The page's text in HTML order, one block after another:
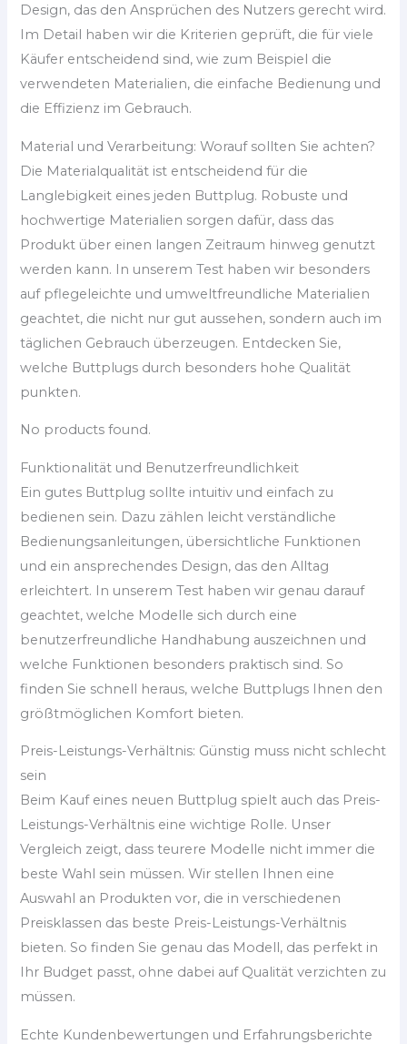
Design, das den Ansprüchen des Nutzers gerecht wird.
Im Detail haben wir die Kriterien geprüft, die für viele
Käufer entscheidend sind, wie zum Beispiel die
verwendeten Materialien, die einfache Bedienung und
die Effizienz im Gebrauch.
Material und Verarbeitung: Worauf sollten Sie achten?
Die Materialqualität ist entscheidend für die
Langlebigkeit eines jeden Buttplug. Robuste und
hochwertige Materialien sorgen dafür, dass das
Produkt über einen langen Zeitraum hinweg genutzt
werden kann. In unserem Test haben wir besonders
auf pflegeleichte und umweltfreundliche Materialien
geachtet, die nicht nur gut aussehen, sondern auch im
täglichen Gebrauch überzeugen. Entdecken Sie,
welche Buttplugs durch besonders hohe Qualität
punkten.
No products found.
Funktionalität und Benutzerfreundlichkeit
Ein gutes Buttplug sollte intuitiv und einfach zu
bedienen sein. Dazu zählen leicht verständliche
Bedienungsanleitungen, übersichtliche Funktionen
und ein ansprechendes Design, das den Alltag
erleichtert. In unserem Test haben wir genau darauf
geachtet, welche Modelle sich durch eine
benutzerfreundliche Handhabung auszeichnen und
welche Funktionen besonders praktisch sind. So
finden Sie schnell heraus, welche Buttplugs Ihnen den
größtmöglichen Komfort bieten.
Preis-Leistungs-Verhältnis: Günstig muss nicht schlecht
sein
Beim Kauf eines neuen Buttplug spielt auch das Preis-
Leistungs-Verhältnis eine wichtige Rolle. Unser
Vergleich zeigt, dass teurere Modelle nicht immer die
beste Wahl sein müssen. Wir stellen Ihnen eine
Auswahl an Produkten vor, die in verschiedenen
Preisklassen das beste Preis-Leistungs-Verhältnis
bieten. So finden Sie genau das Modell, das perfekt in
Ihr Budget passt, ohne dabei auf Qualität verzichten zu
müssen.
Echte Kundenbewertungen und Erfahrungsberichte